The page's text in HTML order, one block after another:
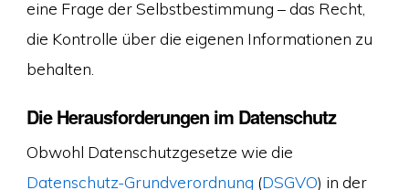
eine Frage der Selbstbestimmung – das Recht,
die Kontrolle über die eigenen Informationen zu
behalten.
Die Herausforderungen im Datenschutz
Obwohl Datenschutzgesetze wie die
Datenschutz-Grundverordnung (DSGVO) in der